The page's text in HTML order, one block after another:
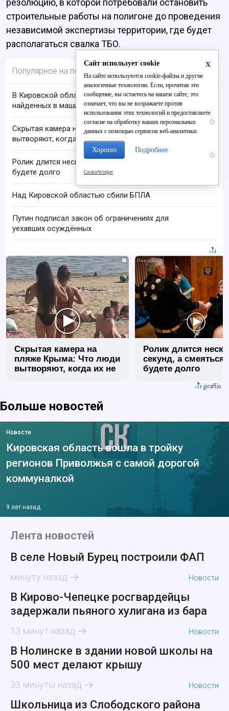
резолюцию, в которой потребовали остановить
строительные работы на полигоне до проведения
независимой экспертизы территории, где будет
располагаться свалка ТБО.
Популярное на портале
В Кировской области проверяют гибель супругов,
найденных в машине в Вятке
i
Скрытая камера на пляже Крыма: Что люди
вытворяют, когда их не видят...
i
Ролик длится несколько секунд, а смеяться вы
будете долго
Над Кировской областью сбили БПЛА
Путин подписал закон об ограничениях для
уехавших осуждённых
i
Скрытая камера на
пляже Крыма: Что люди
вытворяют, когда их не
Ролик длится
секунд, а смеяться
будете долго
Больше новостей
Новости
Кировская область вошла в тройку
регионов Приволжья с самой дорогой
коммуналкой
9 лет назад
Лента новостей
В селе Новый Бурец построили ФАП
минуту назад Новости
В Кирово-Чепецке росгвардейцы
задержали пьяного хулигана из бара
13 минут назад Новости
В Нолинске в здании новой школы на
500 мест делают крышу
33 минуты назад Новости
Школьница из Слободского района
x
Сайт использует cookie
На сайте используются cookie-файлы и другие
аналогичные технологии. Если, прочитав это
сообщение, вы остаетесь на нашем сайте, это
означает, что вы не возражаете против
использования этих технологий и предоставляете
согласие на обработку ваших персональных
данных с помощью сервисов веб-аналитики.
Хорошо Подробнее
CookieWidget